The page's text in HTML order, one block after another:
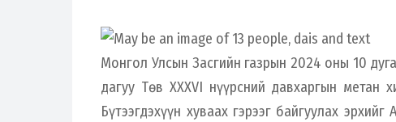
Монгол Улсын Засгийн газрын 2024 оны 10
дагуу Төв XXXVI нүүрсний давхаргын
Бүтээгдэхүүн хуваах гэрээг байгуулах